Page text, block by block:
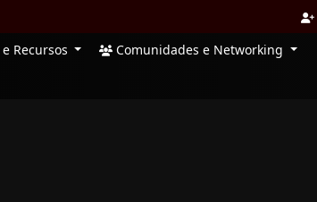
Recursos
Comunidades e Networking